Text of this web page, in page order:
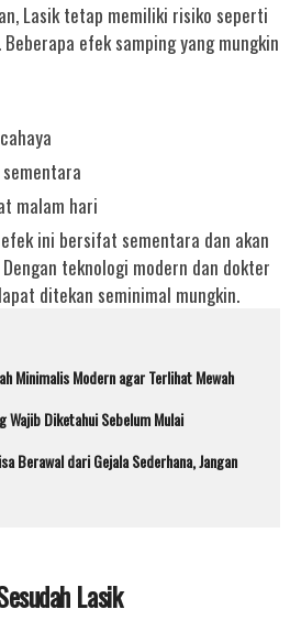
Lasik tetap memiliki risiko seperti
efek samping yang mungkin
malam hari
ini bersifat sementara dan akan
teknologi modern dan dokter
ditekan seminimal mungkin.
Minimalis Modern agar Terlihat Mewah
Wajib Diketahui Sebelum Mulai
Berawal dari Gejala Sederhana, Jangan
Lasik